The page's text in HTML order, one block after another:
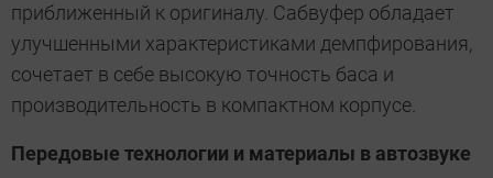
приближенный к оригиналу. Сабвуфер обладает
улучшенными характеристиками демпфирования,
сочетает в себе высокую точность баса и
производительность в компактном корпусе.
Передовые технологии и материалы в автозвуке